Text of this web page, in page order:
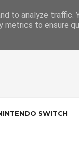
SWITCH
to analyze traffic.
metrics to ensure